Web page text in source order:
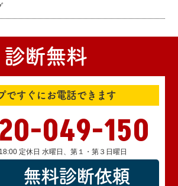
診断無料
ですぐにお電話できます
049-150
定休日 水曜日、第１・第３日曜日
無料診断依頼